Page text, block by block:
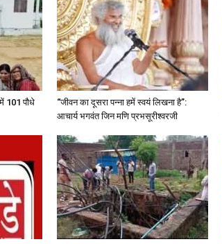
101 पौधे
“जीवन का दूसरा पन्ना हमें स्वयं लिखना है”:
आचार्य भगवंत जिन मणि प्रभसूरीश्वरजी